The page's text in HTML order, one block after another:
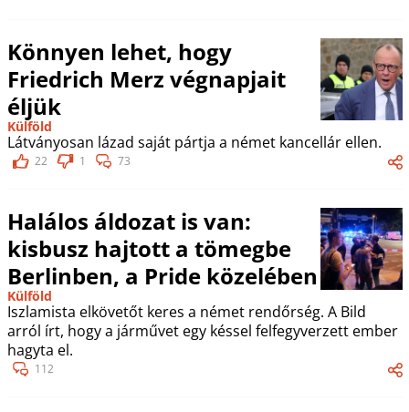
Könnyen lehet, hogy
Friedrich Merz végnapjait
éljük
Külföld
Látványosan lázad saját pártja a német kancellár ellen.
22 1 73
Halálos áldozat is van:
kisbusz hajtott a tömegbe
Berlinben, a Pride közelében
Külföld
Iszlamista elkövetőt keres a német rendőrség. A Bild
arról írt, hogy a járművet egy késsel felfegyverzett ember
hagyta el.
112